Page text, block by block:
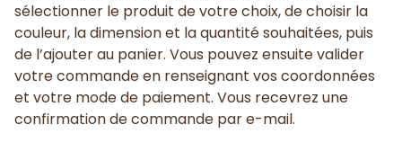
sélectionner le produit de votre choix, de choisir la
couleur, la dimension et la quantité souhaitées, puis
de l’ajouter au panier. Vous pouvez ensuite valider
votre commande en renseignant vos coordonnées
et votre mode de paiement. Vous recevrez une
confirmation de commande par e-mail.